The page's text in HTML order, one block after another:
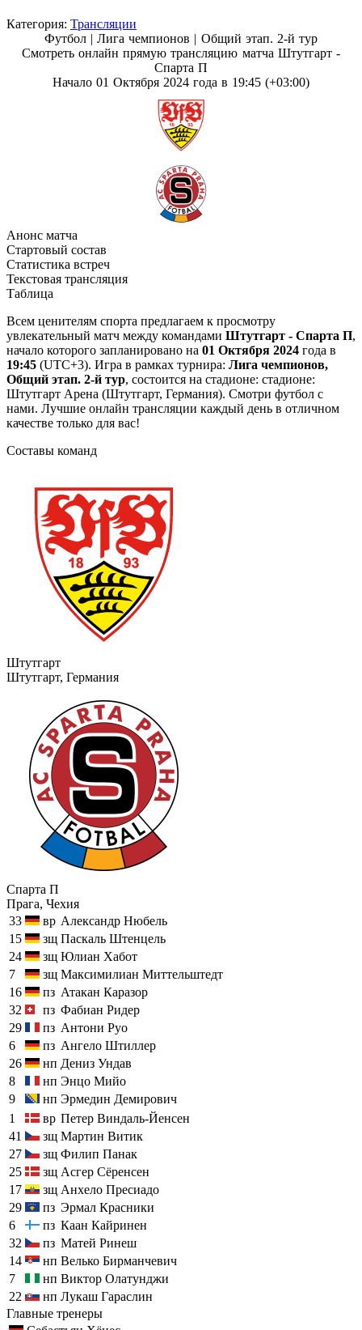
Категория: Трансляции
Футбол | Лига чемпионов | Общий этап. 2-й тур
Смотреть онлайн прямую трансляцию матча Штутгарт -
Спарта П
Начало 01 Октября 2024 года в 19:45 (+03:00)
Анонс матча
Стартовый состав
Статистика встреч
Текстовая трансляция
Таблица
Всем ценителям спорта предлагаем к просмотру
увлекательный матч между командами Штутгарт - Спарта П,
начало которого запланировано на 01 Октября 2024 года в
19:45 (UTC+3). Игра в рамках турнира: Лига чемпионов,
Общий этап. 2-й тур, состоится на стадионе: стадионе:
Штутгарт Арена (Штутгарт, Германия). Смотри футбол с
нами. Лучшие онлайн трансляции каждый день в отличном
качестве только для вас!
Составы команд
Штутгарт
Штутгарт, Германия
Спарта П
Прага, Чехия
33
вр Александр Нюбель
15
зщ Паскаль Штенцель
24
зщ Юлиан Хабот
7
зщ Максимилиан Миттельштедт
16
пз Атакан Каразор
32
пз Фабиан Ридер
29
пз Антони Руо
6
пз Ангело Штиллер
26
нп Дениз Ундав
8
нп Энцо Мийо
9
нп Эрмедин Демирович
1
вр Петер Виндаль-Йенсен
41
зщ Мартин Витик
27
зщ Филип Панак
25
зщ Асгер Сёренсен
17
зщ Анхело Пресиадо
29
пз Эрмал Красники
6
пз Каан Кайринен
32
пз Матей Ринеш
14
нп Велько Бирманчевич
7
нп Виктор Олатунджи
22
нп Лукаш Гараслин
Главные тренеры